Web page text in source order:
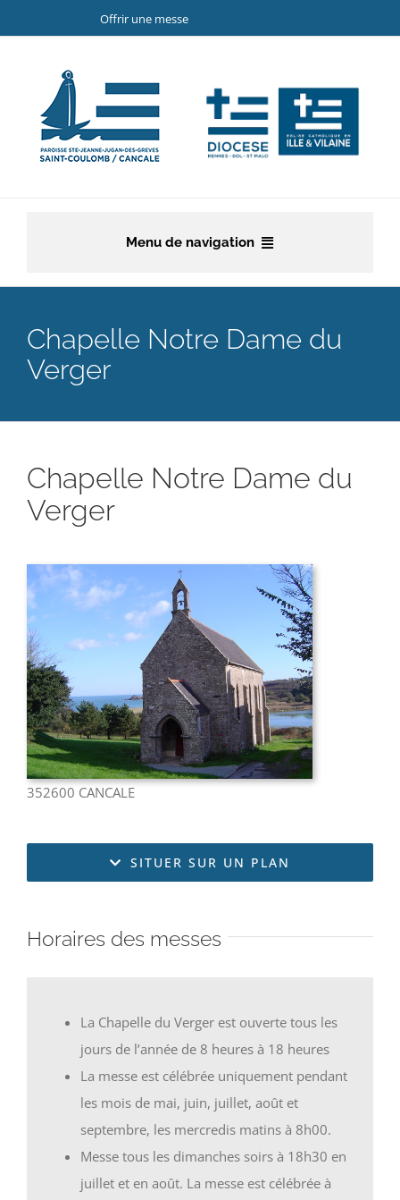
au
Offrir une messe
Menu de navigation
La paroisse
Etapes de la vie chrétienne
Servir et aimer
Adultes, jeunes et famille
Actualités
Chapelle Notre Dame du
Verger
Chapelle Notre Dame du
Verger
352600 CANCALE
SITUER SUR UN PLAN
Horaires des messes
La Chapelle du Verger est ouverte tous les
jours de l’année de 8 heures à 18 heures
La messe est célébrée uniquement pendant
les mois de mai, juin, juillet, août et
septembre, les mercredis matins à 8h00.
Messe tous les dimanches soirs à 18h30 en
juillet et en août. La messe est célébrée à